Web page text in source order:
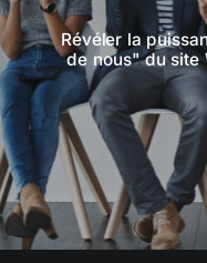
Révéler la
de nous" du site